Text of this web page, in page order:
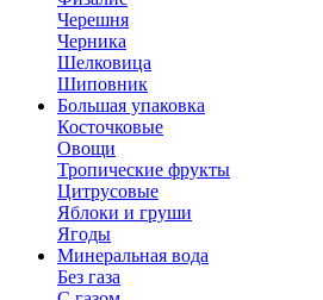
Черешня
Черника
Шелковица
Шиповник
Большая упаковка
Косточковые
Овощи
Тропические фрукты
Цитрусовые
Яблоки и груши
Ягоды
Минеральная вода
Без газа